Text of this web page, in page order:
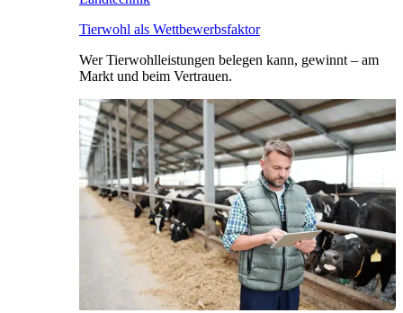
Tierwohl als Wettbewerbsfaktor
Wer Tierwohlleistungen belegen kann, gewinnt – am
Markt und beim Vertrauen.